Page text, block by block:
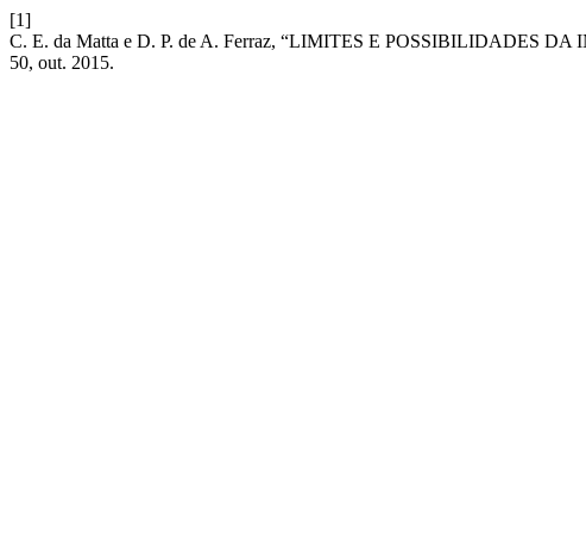
[1]
C. E. da Matta e D. P. de A. Ferraz, “LIMITES E POSSIBILIDADES
50, out. 2015.